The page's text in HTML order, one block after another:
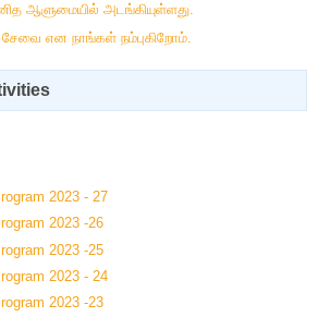
ஆளுமையில் அடங்கியுள்ளது.
என நாங்கள் நம்புகிறோம்.
2023 - 27
2023 -26
2023 -25
2023 - 24
2023 -23